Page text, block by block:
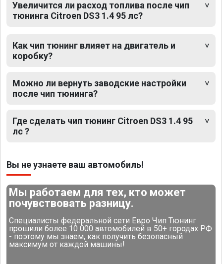
Увеличится ли расход топлива после чип
тюнинга Citroen DS3 1.4 95 лс?
Как чип тюнинг влияет на двигатель и
коробку?
Можно ли вернуть заводские настройки
после чип тюнинга?
Где сделать чип тюнинг Citroen DS3 1.4 95
лс ?
Вы не узнаете ваш автомобиль!
Мы работаем для тех, кто может
почувствовать разницу.
Специалисты федеральной сети Евро Чип Тюнинг
прошили более 10 000 автомобилей в 50+ городах РФ
- поэтому мы знаем, как получить безопасный
максимум от каждой машины!